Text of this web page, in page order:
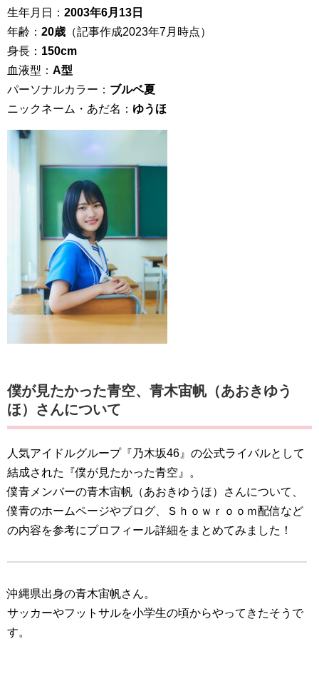
生年月日： 2003年6月13日
年齢： 20歳 （記事作成2023年7月時点）
身長： 150cm
血液型： A型
パーソナルカラー： ブルベ夏
ニックネーム・あだ名： ゆうほ
僕が見たかった青空、青木宙帆（あおきゆう
ほ）さんについて
人気アイドルグループ『乃木坂46』の公式ライバルとして
結成された『僕が見たかった青空』。
僕青メンバーの青木宙帆（あおきゆうほ）さんについて、
僕青のホームページやブログ、Ｓｈｏｗｒｏｏｍ配信など
の内容を参考にプロフィール詳細をまとめてみました！
沖縄県出身の青木宙帆さん。
サッカーやフットサルを小学生の頃からやってきたそうで
す。